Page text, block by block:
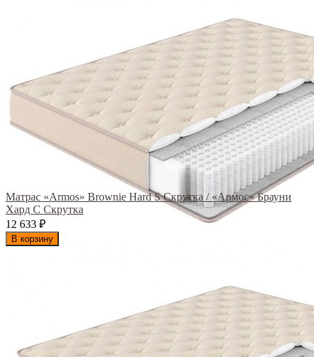
Матрас «Armos» Brownie Hard S Скрутка / «Армос» Брауни
Хард С Скрутка
12 633 ₽
В корзину